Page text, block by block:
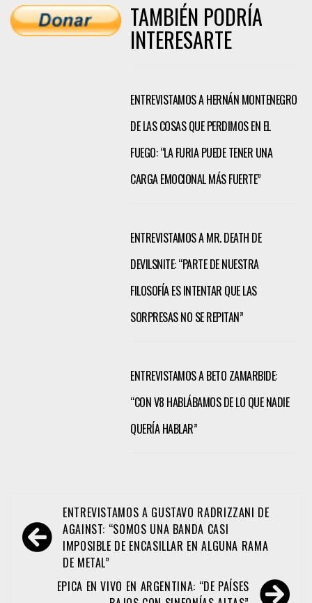
TAMBIÉN PODRÍA
INTERESARTE
ENTREVISTAMOS A HERNÁN MONTENEGRO
DE LAS COSAS QUE PERDIMOS EN EL
FUEGO: “LA FURIA PUEDE TENER UNA
CARGA EMOCIONAL MÁS FUERTE”
ENTREVISTAMOS A MR. DEATH DE
DEVILSNITE: “PARTE DE NUESTRA
FILOSOFÍA ES INTENTAR QUE LAS
SORPRESAS NO SE REPITAN”
ENTREVISTAMOS A BETO ZAMARBIDE:
“CON V8 HABLÁBAMOS DE LO QUE NADIE
QUERÍA HABLAR”
Navegación
de
entradas
ENTREVISTAMOS A GUSTAVO RADRIZZANI DE
AGAINST: “SOMOS UNA BANDA CASI
IMPOSIBLE DE ENCASILLAR EN ALGUNA RAMA
DE METAL”
EPICA EN VIVO EN ARGENTINA: “DE PAÍSES